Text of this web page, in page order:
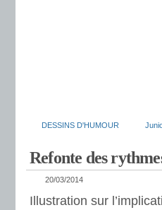
DESSINS D'HUMOUR
Refonte des
20/03/2014
Illustration sur